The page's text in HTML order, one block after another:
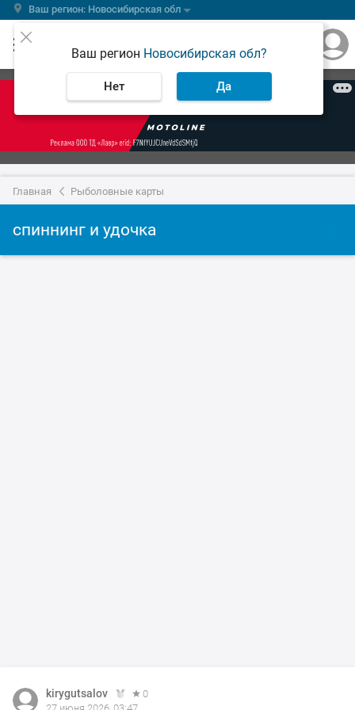
Ваш регион: Новосибирская обл
Ваш регион Новосибирская обл?
Нет Да
Главная Рыболовные карты
спиннинг и удочка
kirygutsalov
0